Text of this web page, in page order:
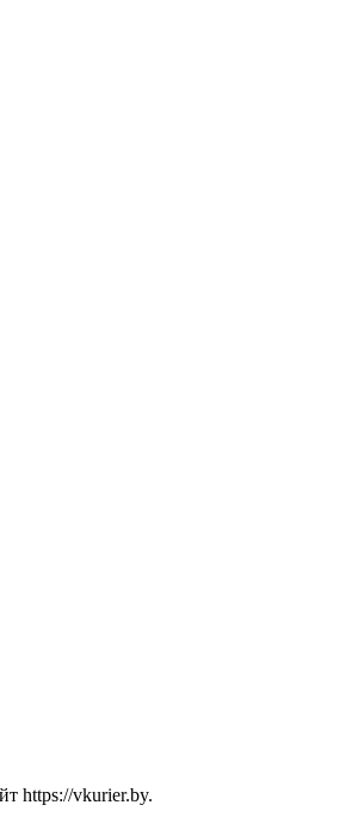
https://vkurier.by.